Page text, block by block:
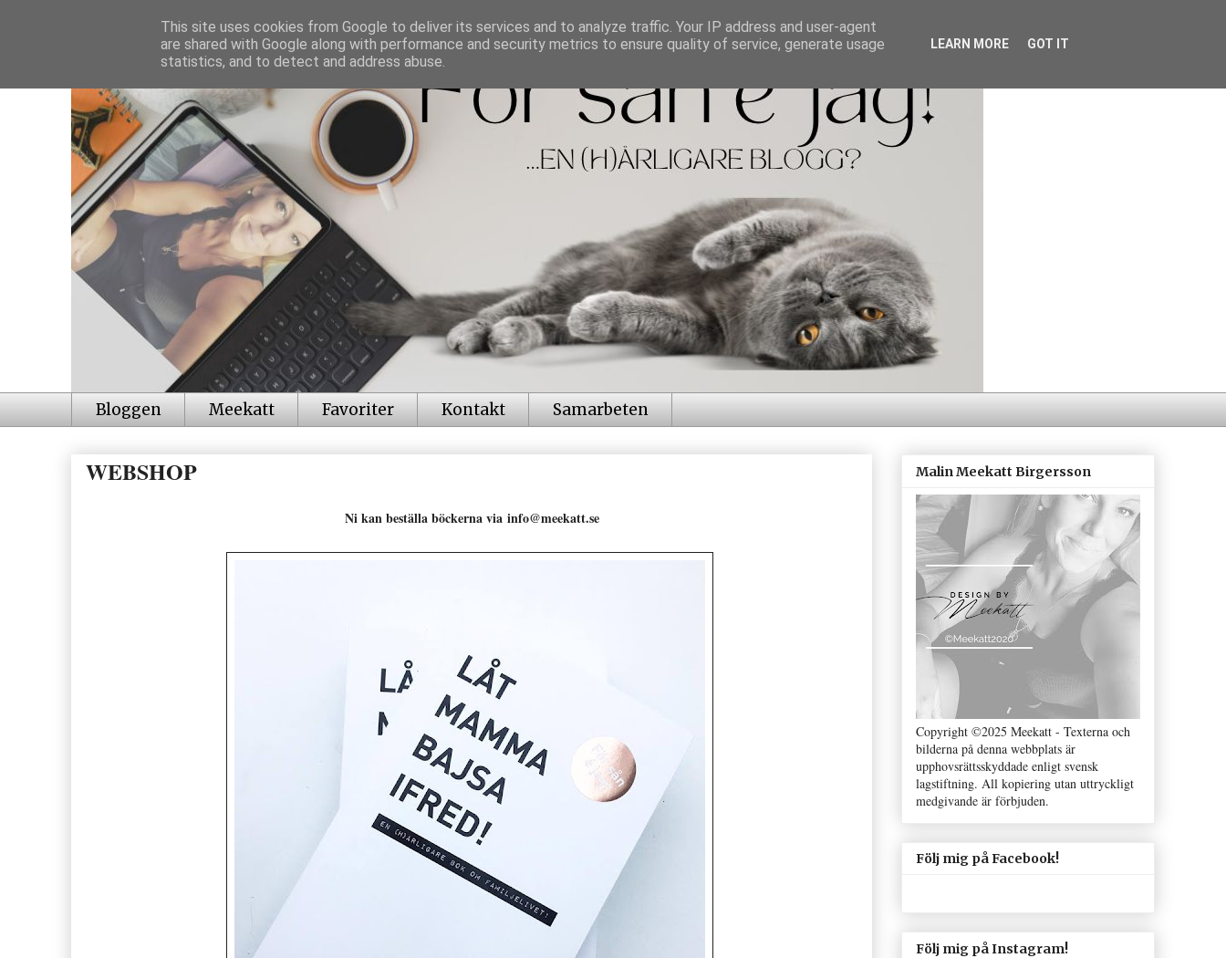
Bloggen Meekatt Favoriter Kontakt Samarbeten
WEBSHOP
Ni kan beställa böckerna via info@meekatt.se
Malin Meekatt Birgersson
Copyright ©2025 Meekatt - Texterna och
bilderna på denna webbplats är
upphovsrättsskyddade enligt svensk
lagstiftning. All kopiering utan uttryckligt
medgivande är förbjuden.
Följ mig på Facebook!
Följ mig på Instagram!
This site uses cookies from Google to deliver its services and to analyze traffic. Your IP address and user-agent
are shared with Google along with performance and security metrics to ensure quality of service, generate usage
statistics, and to detect and address abuse.
LEARN MORE GOT IT